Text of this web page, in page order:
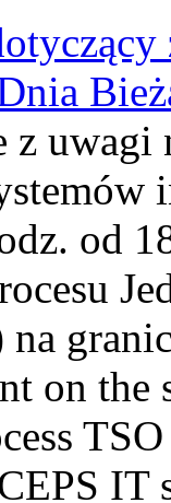
uwagi
od
on
IT